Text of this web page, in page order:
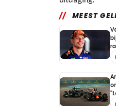
MEEST